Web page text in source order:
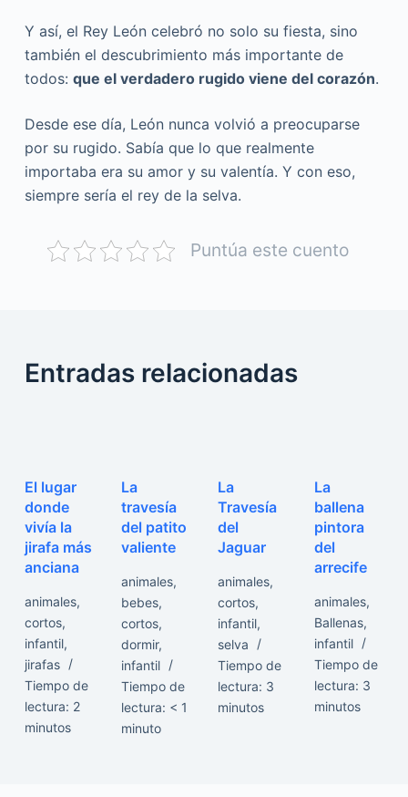
Y así, el Rey León celebró no solo su fiesta, sino
también el descubrimiento más importante de
todos: que el verdadero rugido viene del corazón.
Desde ese día, León nunca volvió a preocuparse
por su rugido. Sabía que lo que realmente
importaba era su amor y su valentía. Y con eso,
siempre sería el rey de la selva.
Puntúa este cuento
Entradas relacionadas
El lugar
donde
vivía la
jirafa más
anciana
animales,
cortos,
infantil,
jirafas
Tiempo de
lectura: 2
minutos
La
travesía
del patito
valiente
animales,
bebes,
cortos,
dormir,
infantil
Tiempo de
lectura: < 1
minuto
La
Travesía
del
Jaguar
animales,
cortos,
infantil,
selva
Tiempo de
lectura: 3
minutos
La
ballena
pintora
del
arrecife
animales,
Ballenas,
infantil
Tiempo de
lectura: 3
minutos